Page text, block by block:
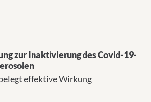
zur Inaktivierung des Covid-19-
effektive Wirkung